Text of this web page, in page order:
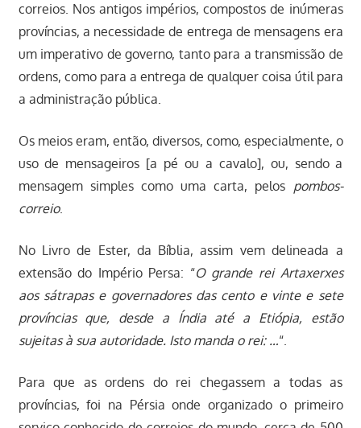
correios. Nos antigos impérios, compostos de inúmeras
províncias, a necessidade de entrega de mensagens era
um imperativo de governo, tanto para a transmissão de
ordens, como para a entrega de qualquer coisa útil para
a administração pública.
Os meios eram, então, diversos, como, especialmente, o
uso de mensageiros [a pé ou a cavalo], ou, sendo a
mensagem simples como uma carta, pelos pombos-
correio.
No Livro de Ester, da Bíblia, assim vem delineada a
extensão do Império Persa: “O grande rei Artaxerxes
aos sátrapas e governadores das cento e vinte e sete
províncias que, desde a Índia até a Etiópia, estão
sujeitas à sua autoridade. Isto manda o rei: …“.
Para que as ordens do rei chegassem a todas as
províncias, foi na Pérsia onde organizado o primeiro